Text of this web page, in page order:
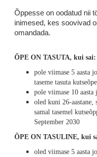
Õppesse on oodatud nii
inimesed, kes soovivad
omandada.
ÕPE ON TASUTA, kui sai:
pole viimase 5 aasta
taseme tasuta
pole viimase 10
oled kuni 26-aastane,
samal tasemel
September 2030
ÕPE ON TASULINE, kui
oled viimase 5 aasta